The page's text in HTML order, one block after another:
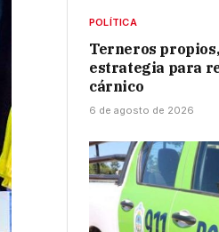
POLÍTICA
Terneros
estrategia para
cárnico
6 de agosto de 2026